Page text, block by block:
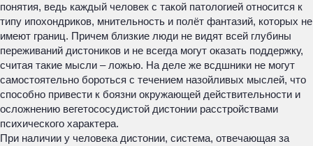
понятия, ведь каждый человек с такой патологией относится к
типу ипохондриков, мнительность и полёт фантазий, которых не
имеют границ. Причем близкие люди не видят всей глубины
переживаний дистоников и не всегда могут оказать поддержку,
считая такие мысли – ложью. На деле же всдшники не могут
самостоятельно бороться с течением назойливых мыслей, что
способно привести к боязни окружающей действительности и
осложнению вегетососудистой дистонии расстройствами
психического характера.
При наличии у человека дистонии, система, отвечающая за